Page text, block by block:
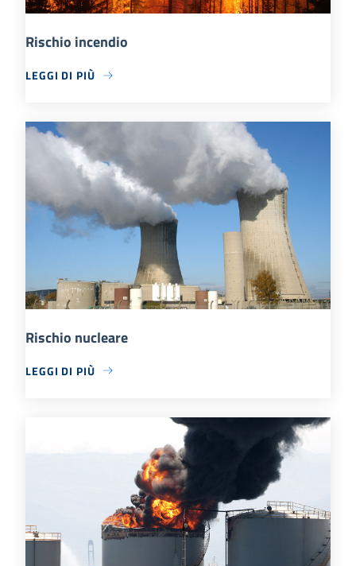
Rischio incendio
LEGGI DI PIÙ
Rischio nucleare
LEGGI DI PIÙ